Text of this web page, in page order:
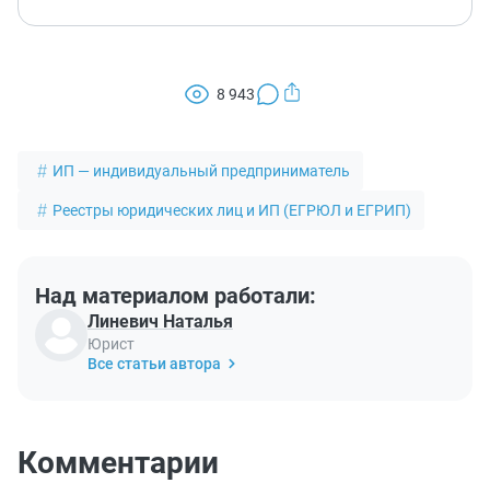
8 943
ИП — индивидуальный предприниматель
Реестры юридических лиц и ИП (ЕГРЮЛ и ЕГРИП)
Над материалом работали:
Линевич Наталья
Юрист
Все статьи автора
Комментарии